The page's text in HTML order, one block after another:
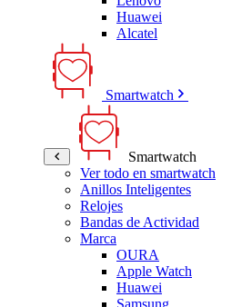
Huawei
Alcatel
Smartwatch
Smartwatch
Ver todo en smartwatch
Anillos Inteligentes
Relojes
Bandas de Actividad
Marca
OURA
Apple Watch
Huawei
Samsung